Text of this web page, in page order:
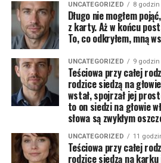
UNCATEGORIZED 8 godzin
Długo nie mogłem
z karty. Aż w końcu
To, co odkryłem, mną
UNCATEGORIZED 9 godzin
Teściowa przy całej
rodzice siedzą na
wstał, spojrzał jej
to on siedzi na głowie
słowa są zwykłym
UNCATEGORIZED 11
Teściowa przy całej
rodzice siedzą na